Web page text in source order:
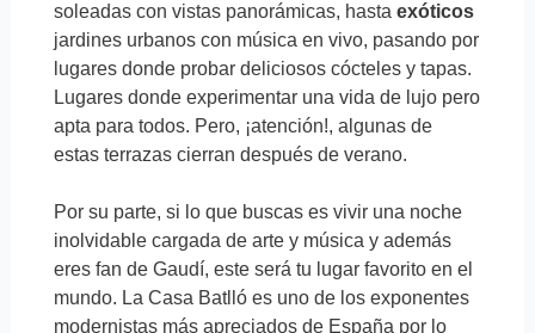
soleadas con vistas panorámicas, hasta exóticos
jardines urbanos con música en vivo, pasando por
lugares donde probar deliciosos cócteles y tapas.
Lugares donde experimentar una vida de lujo pero
apta para todos. Pero, ¡atención!, algunas de
estas terrazas cierran después de verano.
Por su parte, si lo que buscas es vivir una noche
inolvidable cargada de arte y música y además
eres fan de Gaudí, este será tu lugar favorito en el
mundo. La Casa Batlló es uno de los exponentes
modernistas más apreciados de España por lo